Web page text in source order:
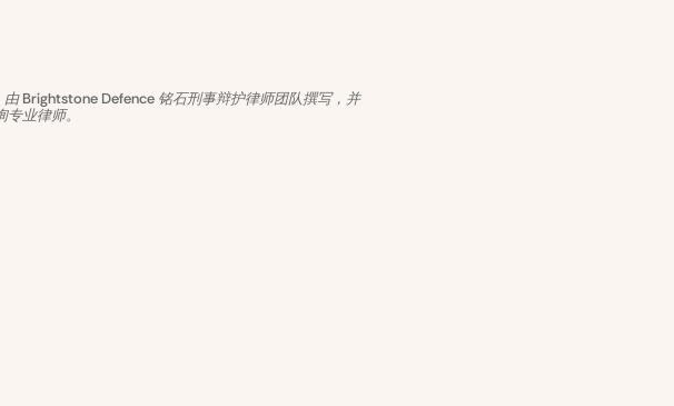
Brightstone Defence 铭石刑事辩护律师团队撰写，并
业律师。